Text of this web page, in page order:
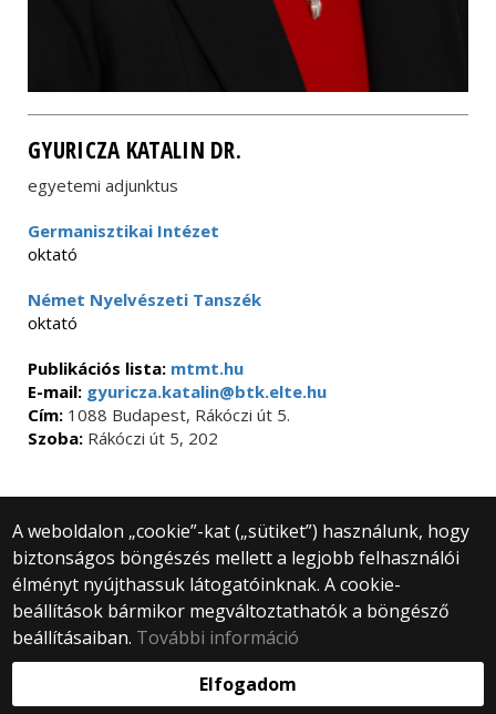
GYURICZA KATALIN DR.
egyetemi adjunktus
Germanisztikai Intézet
oktató
Német Nyelvészeti Tanszék
oktató
Publikációs lista: mtmt.hu
E-mail: gyuricza.katalin@btk.elte.hu
Cím: 1088 Budapest, Rákóczi út 5.
Szoba: Rákóczi út 5, 202
A weboldalon „cookie”-kat („sütiket”) használunk, hogy
biztonságos böngészés mellett a legjobb felhasználói
élményt nyújthassuk látogatóinknak. A cookie-
beállítások bármikor megváltoztathatók a böngésző
beállításaiban. További információ
Elfogadom
© 2025 Eötvös Loránd Tudományegyetem
Minden jog fenntartva.
1053 Budapest, Egyetem tér 1–3.
Központi telefonszám: +36 1 411 6500
Webfejlesztés: